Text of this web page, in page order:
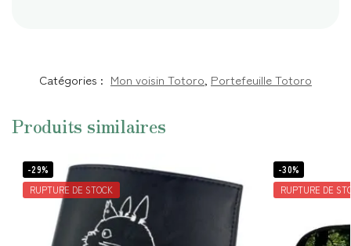
Catégories : Mon voisin Totoro, Portefeuille Totoro
Produits similaires
-29%
RUPTURE DE STOCK
-30%
RUPTURE DE